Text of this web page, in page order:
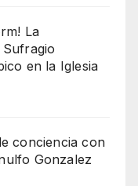
La
en la Iglesia
conciencia con
Gonzalez